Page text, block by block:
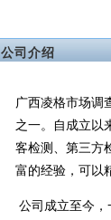
公司介绍
广西凌格市场调
之一。自成立以
客检测、第三方
富的经验，可以
公司成立至今